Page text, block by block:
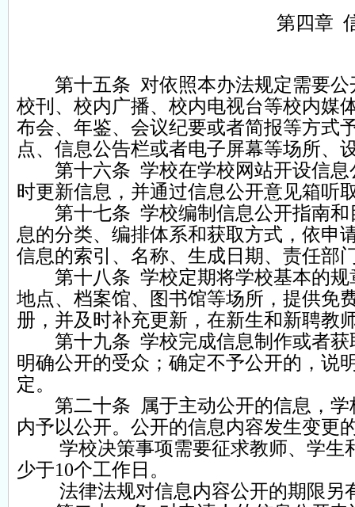
第四章
第十五条 对依照本办法规定需要公
校刊、校内广播、校内电视台等校内媒
布会、年鉴、会议纪要或者简报等方式
点、信息公告栏或者电子屏幕等场所、
第十六条 学校在学校网站开设信息
时更新信息，并通过信息公开意见箱听
第十七条 学校编制信息公开指南和
息的分类、编排体系和获取方式，依申
信息的索引、名称、生成日期、责任部
第十八条 学校定期将学校基本的规
地点、档案馆、图书馆等场所，提供免
册，并及时补充更新，在新生和新聘教
第十九条 学校完成信息制作或者获
明确公开的受众；确定不予公开的，说
定。
第二十条 属于主动公开的信息，学
内予以公开。公开的信息内容发生变更
学校决策事项需要征求教师、学生
少于10个工作日。
法律法规对信息内容公开的期限另